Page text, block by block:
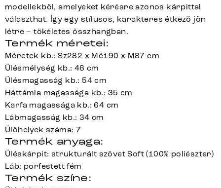
modellekből, amelyeket kérésre azonos kárpittal
választhat. Így egy stílusos, karakteres étkező jön
létre – tökéletes összhangban.
Termék méretei:
Méretek kb.: Sz282 x Mé190 x M87 cm
Ülésmélység kb.: 48 cm
Ülésmagasság kb.: 54 cm
Háttámla magassága kb.: 35 cm
Karfa magassága kb.: 64 cm
Lábmagasság kb.: 34 cm
Ülőhelyek száma: 7
Termék anyaga:
Üléskárpit: strukturált szövet Soft (100% poliészter)
Láb: porfestett fém
Termék színe: